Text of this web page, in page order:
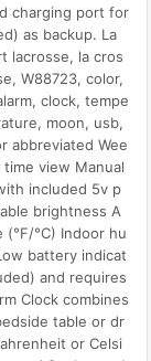
charging port for
as backup. La
lacrosse, la cros
W88723, color,
clock, tempe
moon, usb,
abbreviated Wee
view Manual
included 5v p
brightness A
°C) Indoor hu
battery indicat
and requires
Clock combines
table or dr
or Celsi